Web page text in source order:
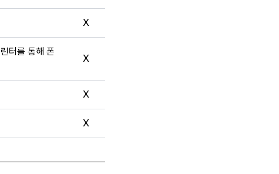
X
터를 통해 폰
X
X
X